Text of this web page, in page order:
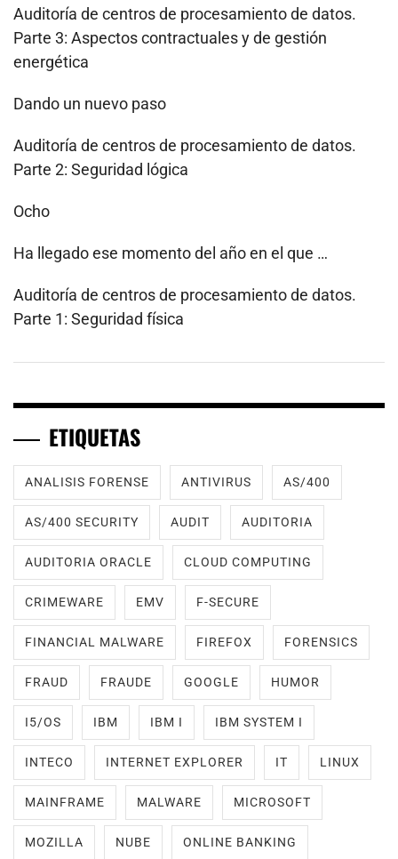
Auditoría de centros de procesamiento de datos.
Parte 3: Aspectos contractuales y de gestión
energética
Dando un nuevo paso
Auditoría de centros de procesamiento de datos.
Parte 2: Seguridad lógica
Ocho
Ha llegado ese momento del año en el que …
Auditoría de centros de procesamiento de datos.
Parte 1: Seguridad física
ETIQUETAS
ANALISIS FORENSE ANTIVIRUS AS/400
AS/400 SECURITY AUDIT AUDITORIA
AUDITORIA ORACLE CLOUD COMPUTING
CRIMEWARE EMV F-SECURE
FINANCIAL MALWARE FIREFOX FORENSICS
FRAUD FRAUDE GOOGLE HUMOR
I5/OS IBM IBM I IBM SYSTEM I
INTECO INTERNET EXPLORER IT LINUX
MAINFRAME MALWARE MICROSOFT
MOZILLA NUBE ONLINE BANKING